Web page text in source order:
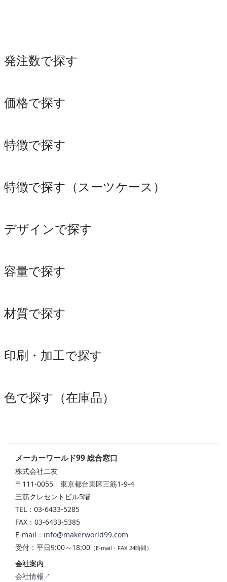
発注数で探す
価格で探す
特徴で探す
特徴で探す（スーツケース）
デザインで探す
容量で探す
材質で探す
印刷・加工で探す
色で探す（在庫品）
メーカーワールド99 総合窓口
株式会社二友
〒111-0055 東京都台東区三筋1-9-4
三筋クレセントビル5階
TEL：03-6433-5285
FAX：03-6433-5385
E-mail： info@makerworld99.com
受付：平日9:00～18:00 （E-mail・FAX 24時間）
会社案内
会社情報↗